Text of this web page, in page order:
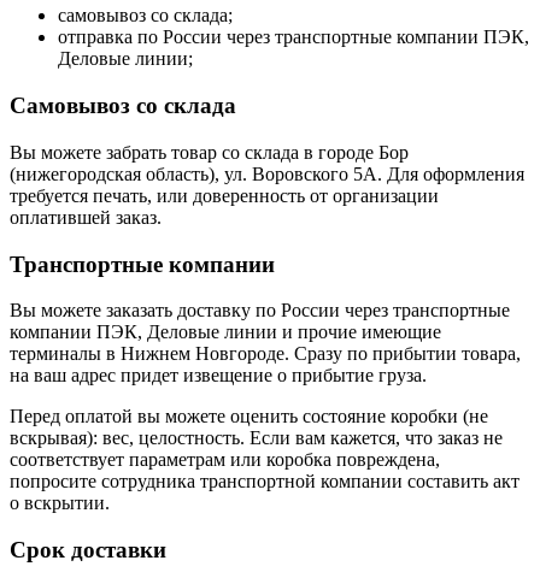
самовывоз со склада;
отправка по России через транспортные компании ПЭК,
Деловые линии;
Самовывоз со склада
Вы можете забрать товар со склада в городе Бор
(нижегородская область), ул. Воровского 5А. Для оформления
требуется печать, или доверенность от организации
оплатившей заказ.
Транспортные компании
Вы можете заказать доставку по России через транспортные
компании ПЭК, Деловые линии и прочие имеющие
терминалы в Нижнем Новгороде. Сразу по прибытии товара,
на ваш адрес придет извещение о прибытие груза.
Перед оплатой вы можете оценить состояние коробки (не
вскрывая): вес, целостность. Если вам кажется, что заказ не
соответствует параметрам или коробка повреждена,
попросите сотрудника транспортной компании составить акт
о вскрытии.
Срок доставки